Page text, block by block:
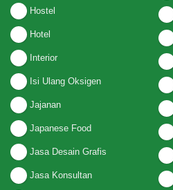
Hostel
Hotel
Interior
Isi Ulang Oksigen
Jajanan
Japanese Food
Jasa Desain Grafis
Jasa Konsultan